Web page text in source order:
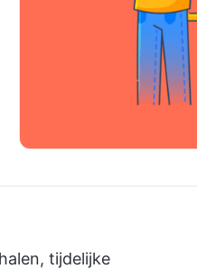
tijdelijke